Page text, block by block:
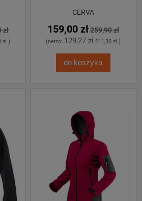
zł
zł)
CERVA
159,00 zł259,90 zł
(netto: 129,27 zł 211,30 zł)
do koszyka